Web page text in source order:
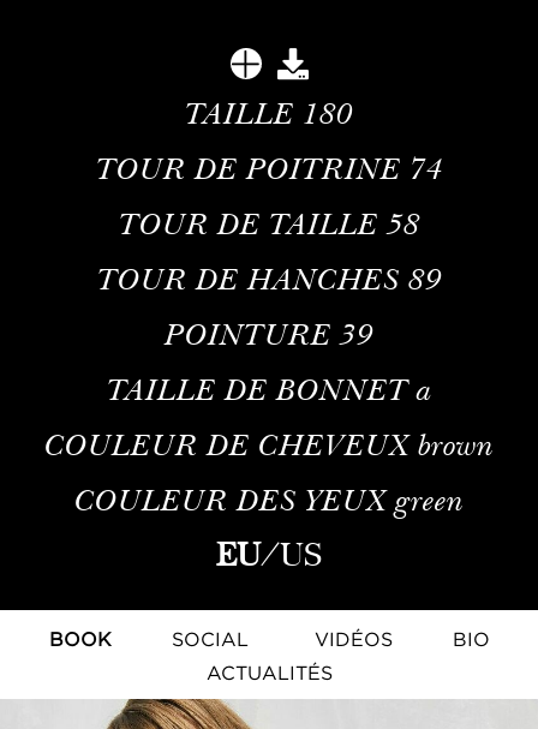
TAILLE 180
TOUR DE POITRINE 74
TOUR DE TAILLE 58
TOUR DE HANCHES 89
POINTURE 39
TAILLE DE BONNET a
COULEUR DE CHEVEUXbrown
COULEUR DES YEUXgreen
EU/US
BOOK SOCIAL VIDÉOS
BIO
ACTUALITÉS